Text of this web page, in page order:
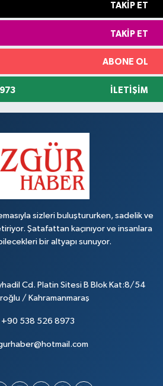
TAKIP ET
TAKIP ET
ABONE OL
İLETIŞIM
sizleri buluştururken, sadelik ve
Şatafattan kaçınıyor ve insanlara
bir altyapı sunuyor.
Cd. Platin Sitesi B Blok Kat:8/54
/ Kahramanmaraş
+90 538 526 8973